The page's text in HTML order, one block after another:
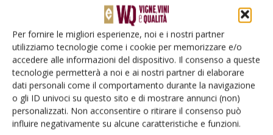
Per fornire le migliori esperienze, noi e i nostri partner
utilizziamo tecnologie come i cookie per memorizzare e/o
accedere alle informazioni del dispositivo. Il consenso a queste
tecnologie permetterà a noi e ai nostri partner di elaborare
dati personali come il comportamento durante la navigazione
o gli ID univoci su questo sito e di mostrare annunci (non)
personalizzati. Non acconsentire o ritirare il consenso può
influire negativamente su alcune caratteristiche e funzioni.
Amorim NDtech celebra
l’eccellenza con una versione
dedicata al vino spumante
NDtech è un valore aggiunto, unico e imbattibile oggi anche per
Spumanti e Champagne: rende estremo il livello di sicurezza dei
tappi in sughero naturale già migliori al mondo
Di Redazione VVQ